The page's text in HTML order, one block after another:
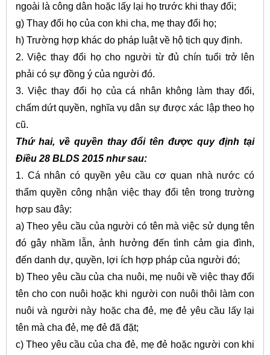
ngoài là công dân hoặc lấy lại họ trước khi thay đổi;
g) Thay đổi họ của con khi cha, mẹ thay đổi họ;
h) Trường hợp khác do pháp luật về hộ tịch quy định.
2. Việc thay đổi họ cho người từ đủ chín tuổi trở lên
phải có sự đồng ý của người đó.
3. Việc thay đổi họ của cá nhân không làm thay đổi,
chấm dứt quyền, nghĩa vụ dân sự được xác lập theo họ
cũ.
Thứ hai, về quyền thay đổi tên được quy định tại
Điều 28 BLDS 2015 như sau:
1. Cá nhân có quyền yêu cầu cơ quan nhà nước có
thẩm quyền công nhận việc thay đổi tên trong trường
hợp sau đây:
a) Theo yêu cầu của người có tên mà việc sử dụng tên
đó gây nhầm lẫn, ảnh hưởng đến tình cảm gia đình,
đến danh dự, quyền, lợi ích hợp pháp của người đó;
b) Theo yêu cầu của cha nuôi, mẹ nuôi về việc thay đổi
tên cho con nuôi hoặc khi người con nuôi thôi làm con
nuôi và người này hoặc cha đẻ, mẹ đẻ yêu cầu lấy lại
tên mà cha đẻ, mẹ đẻ đã đặt;
c) Theo yêu cầu của cha đẻ, mẹ đẻ hoặc người con khi